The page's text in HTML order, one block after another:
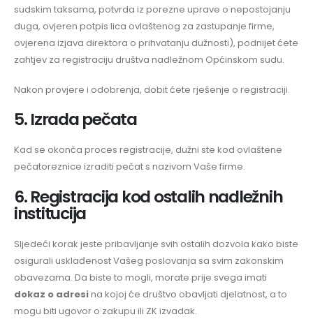
sudskim taksama, potvrda iz porezne uprave o nepostojanju
duga, ovjeren potpis lica ovlaštenog za zastupanje firme,
ovjerena izjava direktora o prihvatanju dužnosti), podnijet ćete
zahtjev za registraciju društva nadležnom Općinskom sudu.
Nakon provjere i odobrenja, dobit ćete rješenje o registraciji.
5. Izrada pečata
Kad se okonča proces registracije, dužni ste kod ovlaštene
pečatoreznice izraditi pečat s nazivom Vaše firme.
6. Registracija kod ostalih nadležnih
institucija
Sljedeći korak jeste pribavljanje svih ostalih dozvola kako biste
osigurali usklađenost Vašeg poslovanja sa svim zakonskim
obavezama. Da biste to mogli, morate prije svega imati
dokaz o adresina kojoj će društvo obavljati djelatnost, a to
mogu biti ugovor o zakupu ili ZK izvadak.